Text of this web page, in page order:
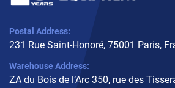
Postal Address:
231 Rue Saint-Honoré, 75001 Paris,
Warehouse Address:
ZA du Bois de l’Arc 350, rue des